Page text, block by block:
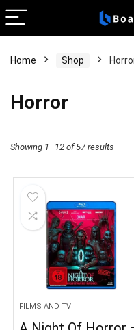
Home Shop
Horror
Showing 1–12 of 57 results
FILMS AND TV